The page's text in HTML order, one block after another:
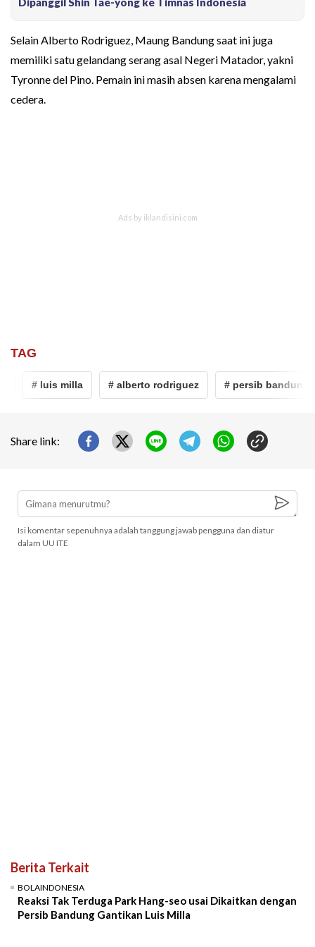
Selain Alberto Rodriguez, Maung Bandung saat ini juga
memiliki satu gelandang serang asal Negeri Matador, yakni
Tyronne del Pino. Pemain ini masih absen karena mengalami
cedera.
TAG
# luis milla # alberto rodriguez # persib bandung
Share link:
Isi komentar sepenuhnya adalah tanggung jawab pengguna dan diatur
dalam UU ITE
Berita Terkait
BOLAINDONESIA
Reaksi Tak Terduga Park Hang-seo usai Dikaitkan dengan
Persib Bandung Gantikan Luis Milla